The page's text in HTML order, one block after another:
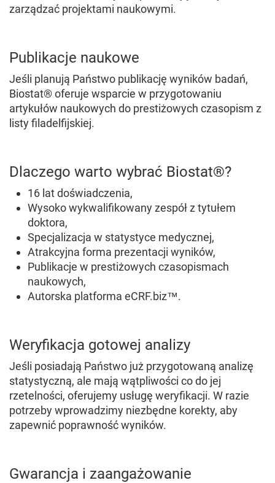
zarządzać projektami naukowymi.
Publikacje naukowe
Jeśli planują Państwo publikację wyników badań,
Biostat® oferuje wsparcie w przygotowaniu
artykułów naukowych do prestiżowych czasopism z
listy filadelfijskiej.
Dlaczego warto wybrać Biostat®?
16 lat doświadczenia,
Wysoko wykwalifikowany zespół z tytułem
doktora,
Specjalizacja w statystyce medycznej,
Atrakcyjna forma prezentacji wyników,
Publikacje w prestiżowych czasopismach
naukowych,
Autorska platforma eCRF.biz™.
Weryfikacja gotowej analizy
Jeśli posiadają Państwo już przygotowaną analizę
statystyczną, ale mają wątpliwości co do jej
rzetelności, oferujemy usługę weryfikacji. W razie
potrzeby wprowadzimy niezbędne korekty, aby
zapewnić poprawność wyników.
Gwarancja i zaangażowanie